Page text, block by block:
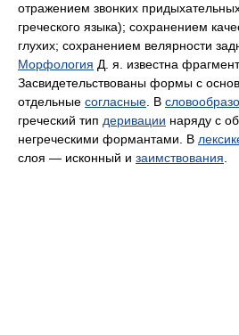
отражением звонких
греческого языка); сохранением
глухих; сохранением велярности
Морфология Д. я. известна
Засвидетельствованы формы с
отдельные согласные . В
греческий тип деривации наряду с
негреческими формантами. В
слоя — исконный и заимствования